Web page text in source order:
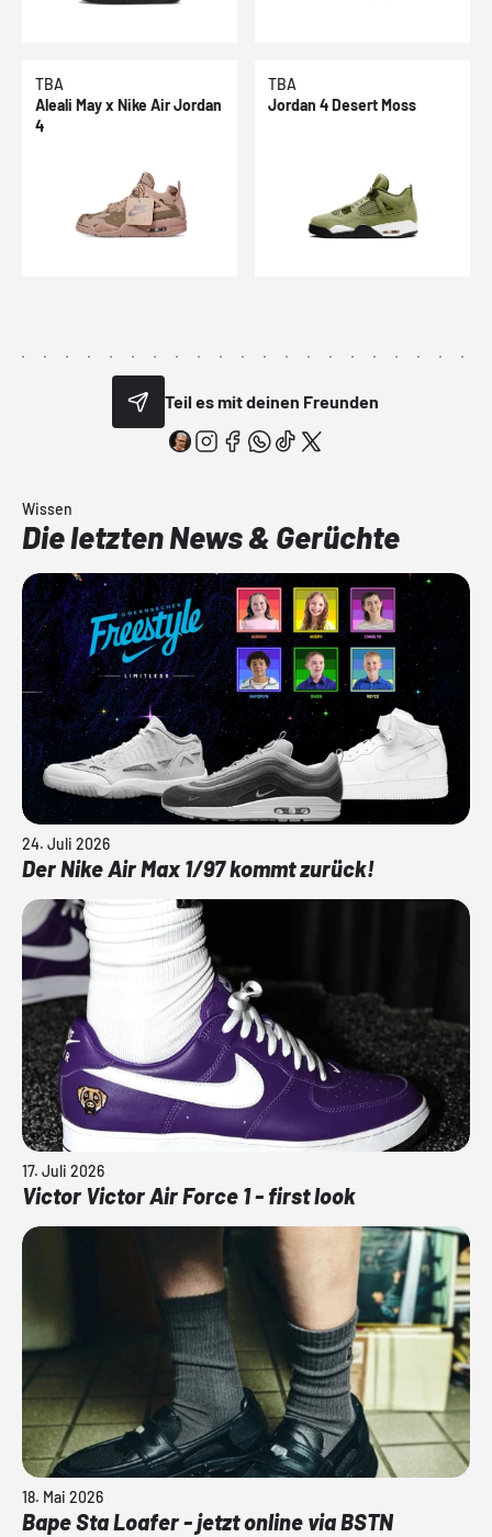
TBA
Aleali May x Nike Air Jordan
4
TBA
Jordan 4 Desert Moss
Teil es mit deinen Freunden
Wissen
Die letzten News & Gerüchte
24. Juli 2026
Der Nike Air Max 1/97 kommt zurück!
17. Juli 2026
Victor Victor Air Force 1 - first look
18. Mai 2026
Bape Sta Loafer - jetzt online via BSTN